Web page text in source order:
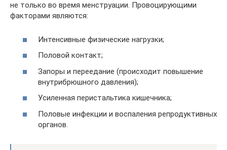
не только во время менструации. Провоцирующими
факторами являются:
Интенсивные физические нагрузки;
Половой контакт;
Запоры и переедание (происходит повышение
внутрибрюшного давления);
Усиленная перистальтика кишечника;
Половые инфекции и воспаления репродуктивных
органов.